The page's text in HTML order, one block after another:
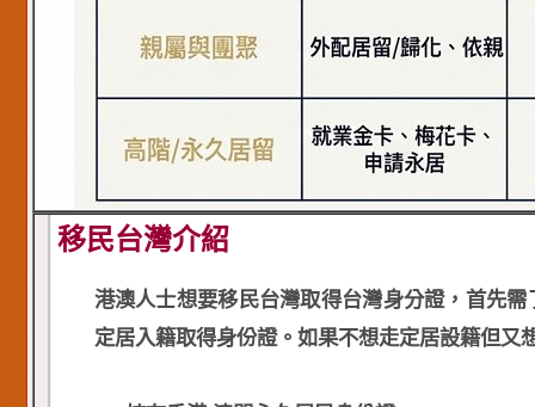
移民台灣介紹
港澳人士想要移民台灣取得台灣身分證，首先
定居入籍取得身份證。如果不想走定居設籍但